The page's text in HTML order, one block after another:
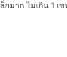
าก ไม่เกิน 1 เซ